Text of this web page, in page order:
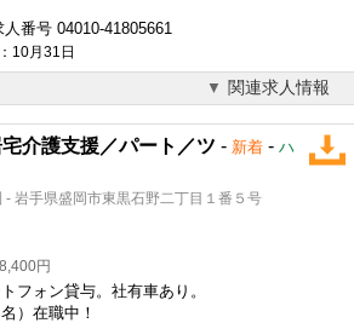
番号 04010-41805661
10月31日
関連求人情報
介護支援／パート／ツ - 新着 - ハ
手県盛岡市東黒石野二丁目１番５号
円
フォン貸与。社有車あり。
）在職中！